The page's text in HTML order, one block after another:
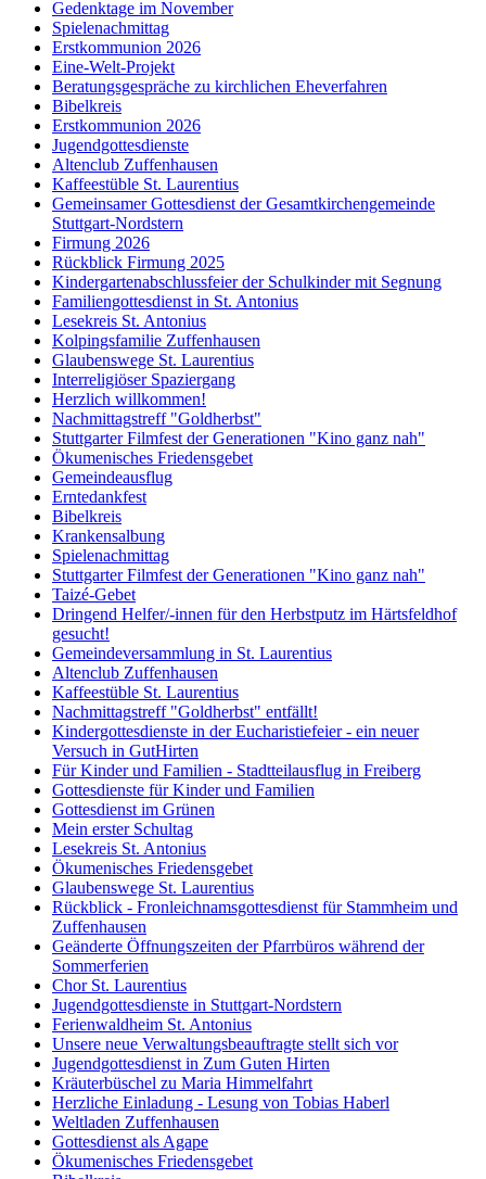
Gedenktage im November
Spielenachmittag
Erstkommunion 2026
Eine-Welt-Projekt
Beratungsgespräche zu kirchlichen Eheverfahren
Bibelkreis
Erstkommunion 2026
Jugendgottesdienste
Altenclub Zuffenhausen
Kaffeestüble St. Laurentius
Gemeinsamer Gottesdienst der Gesamtkirchengemeinde
Stuttgart-Nordstern
Firmung 2026
Rückblick Firmung 2025
Kindergartenabschlussfeier der Schulkinder mit Segnung
Familiengottesdienst in St. Antonius
Lesekreis St. Antonius
Kolpingsfamilie Zuffenhausen
Glaubenswege St. Laurentius
Interreligiöser Spaziergang
Herzlich willkommen!
Nachmittagstreff "Goldherbst"
Stuttgarter Filmfest der Generationen "Kino ganz nah"
Ökumenisches Friedensgebet
Gemeindeausflug
Erntedankfest
Bibelkreis
Krankensalbung
Spielenachmittag
Stuttgarter Filmfest der Generationen "Kino ganz nah"
Taizé-Gebet
Dringend Helfer/-innen für den Herbstputz im Härtsfeldhof
gesucht!
Gemeindeversammlung in St. Laurentius
Altenclub Zuffenhausen
Kaffeestüble St. Laurentius
Nachmittagstreff "Goldherbst" entfällt!
Kindergottesdienste in der Eucharistiefeier - ein neuer
Versuch in GutHirten
Für Kinder und Familien - Stadtteilausflug in Freiberg
Gottesdienste für Kinder und Familien
Gottesdienst im Grünen
Mein erster Schultag
Lesekreis St. Antonius
Ökumenisches Friedensgebet
Glaubenswege St. Laurentius
Rückblick - Fronleichnamsgottesdienst für Stammheim und
Zuffenhausen
Geänderte Öffnungszeiten der Pfarrbüros während der
Sommerferien
Chor St. Laurentius
Jugendgottesdienste in Stuttgart-Nordstern
Ferienwaldheim St. Antonius
Unsere neue Verwaltungsbeauftragte stellt sich vor
Jugendgottesdienst in Zum Guten Hirten
Kräuterbüschel zu Maria Himmelfahrt
Herzliche Einladung - Lesung von Tobias Haberl
Weltladen Zuffenhausen
Gottesdienst als Agape
Ökumenisches Friedensgebet